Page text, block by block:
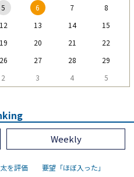
5 6 7
8
12 13 14
15
19 20 21
22
26 27 28
29
2 3 4 5
Weekly
太を評価 要望「ほぼ入った」